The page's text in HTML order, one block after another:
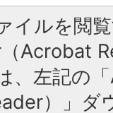
イルを閲
Acrobat
、左記の
）」ダ